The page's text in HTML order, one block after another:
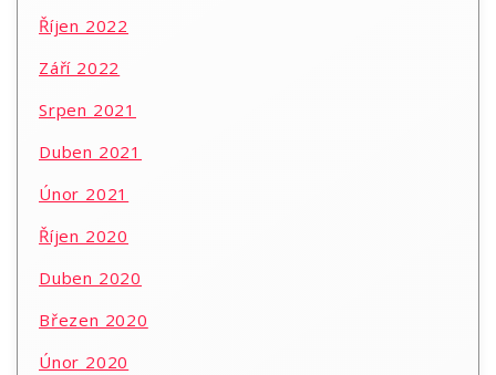
Říjen 2022
Září 2022
Srpen 2021
Duben 2021
Únor 2021
Říjen 2020
Duben 2020
Březen 2020
Únor 2020